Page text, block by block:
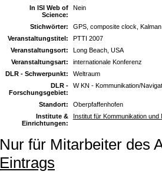
In ISI Web of
Science:
Nein
Stichwörter:
GPS, composite clock,
Veranstaltungstitel:
PTTI 2007
Veranstaltungsort:
Long Beach, USA
Veranstaltungsart:
internationale Konferenz
DLR - Schwerpunkt:
Weltraum
DLR -
Forschungsgebiet:
W KN - Kommunikation/
Standort:
Oberpfaffenhofen
Institute &
Einrichtungen:
Institut für Kommunikation und
Nur für Mitarbeiter des
Eintrags